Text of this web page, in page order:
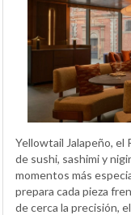
Yellowtail Jalapeño, el
de sushi, sashimi y
momentos más
prepara cada pieza
de cerca la precisión,